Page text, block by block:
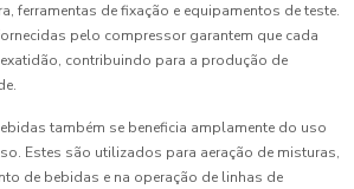
ferramentas de fixação e equipamentos de teste.
pelo compressor garantem que cada
contribuindo para a produção de
também se beneficia amplamente do uso
Estes são utilizados para aeração de misturas,
de bebidas e na operação de linhas de